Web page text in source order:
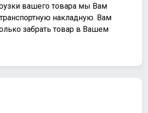
вашего товара мы Вам
накладную. Вам
забрать товар в Вашем